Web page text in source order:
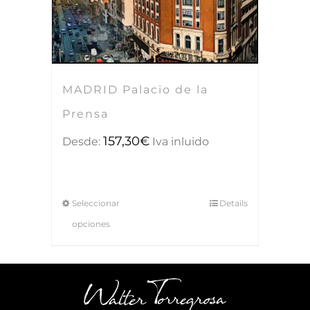
MADRID Palacio de la
Prensa
Desde: 157,30€ Iva inluido
Seleccionar
opciones
Details